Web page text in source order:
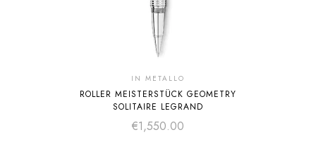
IN METALLO
ROLLER MEISTERSTÜCK GEOMETRY
SOLITAIRE LEGRAND
€1,550.00